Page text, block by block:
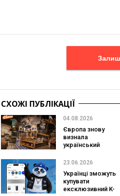
СХОЖІ ПУБЛІКАЦІЇ
04.08.2026
Європа знову
визнала
український
«Сільпо» увійшли
найкращих
супермаркетів
23.06.2026
Українці зможуть
купувати
ексклюзивний K-